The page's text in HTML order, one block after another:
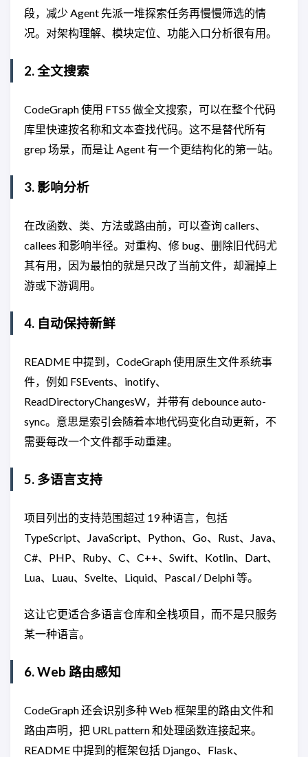
段，减少 Agent 先派一堆探索任务再慢慢筛选的情
况。对架构理解、模块定位、功能入口分析很有用。
2. 全文搜索
CodeGraph 使用 FTS5 做全文搜索，可以在整个代码
库里快速按名称和文本查找代码。这不是替代所有
grep 场景，而是让 Agent 有一个更结构化的第一站。
3. 影响分析
在改函数、类、方法或路由前，可以查询 callers、
callees 和影响半径。对重构、修 bug、删除旧代码尤
其有用，因为最怕的就是只改了当前文件，却漏掉上
游或下游调用。
4. 自动保持新鲜
README 中提到，CodeGraph 使用原生文件系统事
件，例如 FSEvents、inotify、
ReadDirectoryChangesW，并带有 debounce auto-
sync。意思是索引会随着本地代码变化自动更新，不
需要每改一个文件都手动重建。
5. 多语言支持
项目列出的支持范围超过 19 种语言，包括
TypeScript、JavaScript、Python、Go、Rust、Java、
C#、PHP、Ruby、C、C++、Swift、Kotlin、Dart、
Lua、Luau、Svelte、Liquid、Pascal / Delphi 等。
这让它更适合多语言仓库和全栈项目，而不是只服务
某一种语言。
6. Web 路由感知
CodeGraph 还会识别多种 Web 框架里的路由文件和
路由声明，把 URL pattern 和处理函数连接起来。
README 中提到的框架包括 Django、Flask、